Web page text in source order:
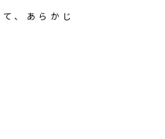
、あらかじ